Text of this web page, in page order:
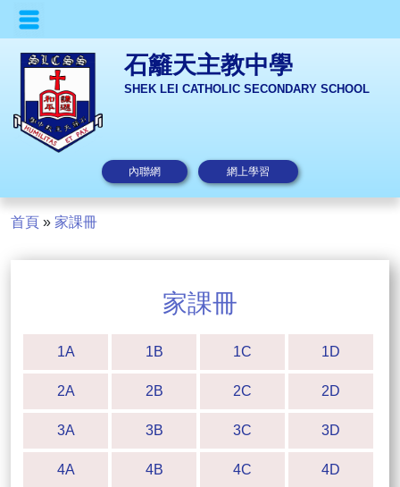
石籬天主教中學
SHEK LEI CATHOLIC SECONDARY SCHOOL
內聯網 網上學習
首頁 » 家課冊
家課冊
1A 1B 1C 1D
2A 2B 2C 2D
3A 3B 3C 3D
4A 4B 4C 4D